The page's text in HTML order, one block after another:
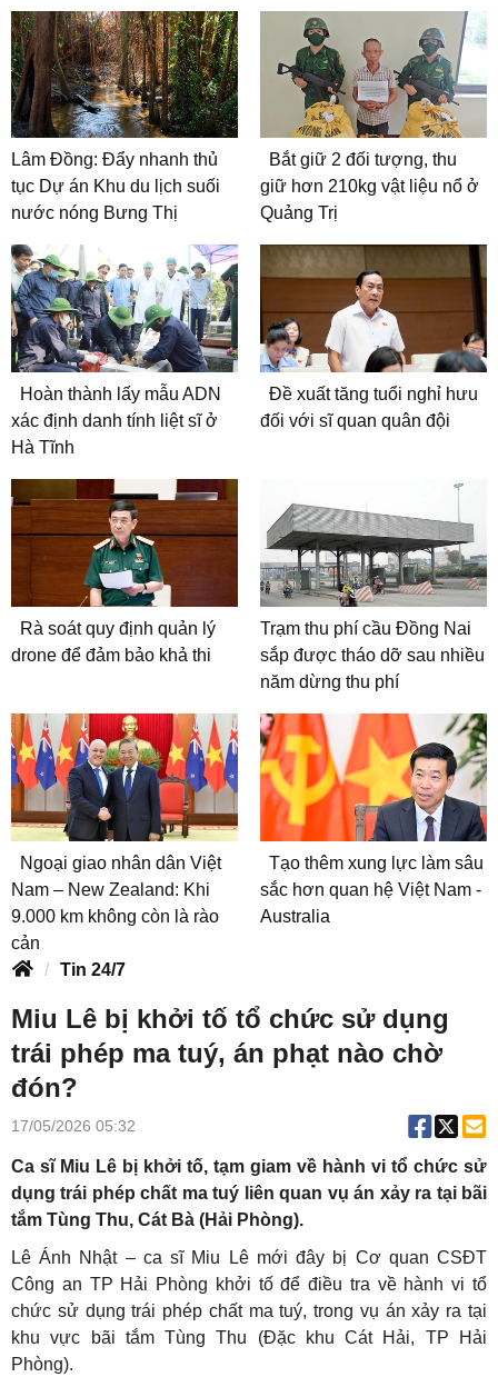
Lâm Đồng: Đẩy nhanh thủ
tục Dự án Khu du lịch suối
nước nóng Bưng Thị
Bắt giữ 2 đối tượng, thu
giữ hơn 210kg vật liệu nổ ở
Quảng Trị
Hoàn thành lấy mẫu ADN
xác định danh tính liệt sĩ ở
Hà Tĩnh
Đề xuất tăng tuổi nghỉ hưu
đối với sĩ quan quân đội
Rà soát quy định quản lý
drone để đảm bảo khả thi
Trạm thu phí cầu Đồng Nai
sắp được tháo dỡ sau nhiều
năm dừng thu phí
Ngoại giao nhân dân Việt
Nam – New Zealand: Khi
9.000 km không còn là rào
cản
Tạo thêm xung lực làm sâu
sắc hơn quan hệ Việt Nam -
Australia
Tin 24/7
Miu Lê bị khởi tố tổ chức sử dụng
trái phép ma tuý, án phạt nào chờ
đón?
17/05/2026 05:32
Ca sĩ Miu Lê bị khởi tố, tạm giam về hành vi tổ chức sử
dụng trái phép chất ma tuý liên quan vụ án xảy ra tại bãi
tắm Tùng Thu, Cát Bà (Hải Phòng).
Lê Ánh Nhật – ca sĩ Miu Lê mới đây bị Cơ quan CSĐT
Công an TP Hải Phòng khởi tố để điều tra về hành vi tổ
chức sử dụng trái phép chất ma tuý, trong vụ án xảy ra tại
khu vực bãi tắm Tùng Thu (Đặc khu Cát Hải, TP Hải
Phòng).